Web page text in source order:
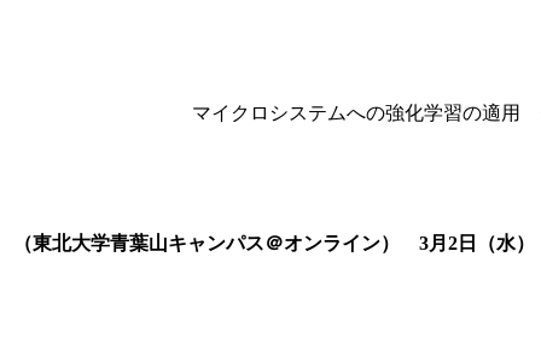
マイクロシステムへの強化学習の適用
（東北大学青葉山キャンパス＠オンライン） 3月2日（水